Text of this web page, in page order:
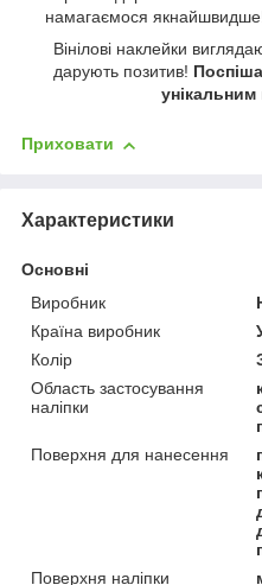
намагаємося
Вінілові наклейки
дарують позитив!
Приховати
Характеристики
Основні
Виробник
Країна виробник
Колір
Область застосування
наліпки
Поверхня для нанесення
Поверхня наліпки